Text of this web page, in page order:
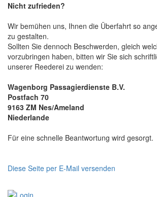
Nicht zufrieden?
Wir bemühen uns, Ihnen die Überfahrt so
zu gestalten.
Sollten Sie dennoch Beschwerden, gleich
vorzubringen haben, bitten wir Sie sich
unserer Reederei zu wenden:
Wagenborg Passagierdienste B.V.
Postfach 70
9163 ZM Nes/Ameland
Niederlande
Für eine schnelle Beantwortung wird gesorgt.
Diese Seite per E-Mail versenden